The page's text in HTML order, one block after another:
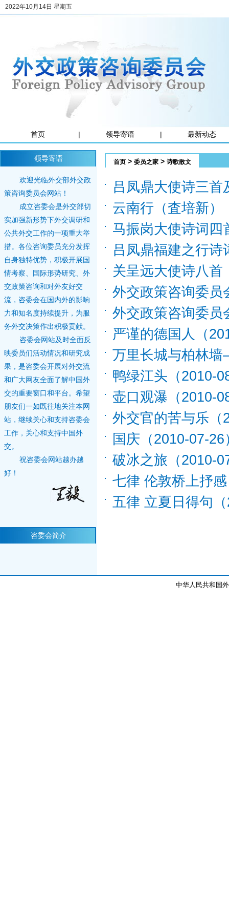
2022年10月14日 星期五
首页 | 领导寄语 | 最新动态
领导寄语
欢迎光临外交部外交政
策咨询委员会网站！
成立咨委会是外交部切
实加强新形势下外交调研和
公共外交工作的一项重大举
措。各位咨询委员充分发挥
自身独特优势，积极开展国
情考察、国际形势研究、外
交政策咨询和对外友好交
流，咨委会在国内外的影响
力和知名度持续提升，为服
务外交决策作出积极贡献。
咨委会网站及时全面反
映委员们活动情况和研究成
果，是咨委会开展对外交流
和广大网友全面了解中国外
交的重要窗口和平台。希望
朋友们一如既往地关注本网
站，继续关心和支持咨委会
工作，关心和支持中国外
交。
祝咨委会网站越办越
好！
咨委会简介
首页 > 委员之家 > 诗歌散文
吕凤鼎大使诗三
云南行（査培新）
马振岗大使诗词四
吕凤鼎福建之行诗
关呈远大使诗八首
外交政策咨询委员
外交政策咨询委员
严谨的德国人
（
万里长城与柏林
鸭绿江头 （2010-
壶口观瀑 （2010-
外交官的苦与乐
国庆 （2010-07-26
破冰之旅 （2010-
七律 伦敦桥上抒感
五律 立夏日得句
中华人民共和国